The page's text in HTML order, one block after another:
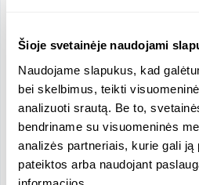
Šioje svetainėje naudojami
Naudojame slapukus, kad
bei skelbimus, teikti
analizuoti srautą. Be to,
bendriname su visuomeninės
analizės partneriais, kurie gali ją
pateiktos arba naudojant
➨ galimybė prisidėti prie
strategijos kūrimo bei
➨ draugiška ambicingų
➨ galimybė teikti savo
➨ puiki organizacijos kultūra;
➨ mokymai, seminarai,